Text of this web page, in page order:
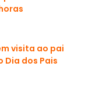
visita ao pai
Dia dos Pais